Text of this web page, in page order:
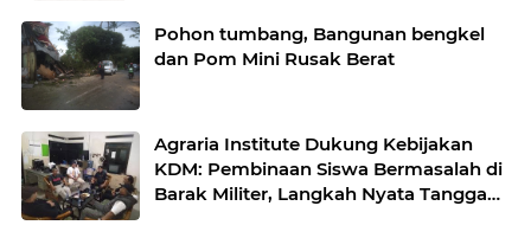
Pohon tumbang, Bangunan bengkel
dan Pom Mini Rusak Berat
Agraria Institute Dukung Kebijakan
KDM: Pembinaan Siswa Bermasalah di
Barak Militer, Langkah Nyata Tanggapi